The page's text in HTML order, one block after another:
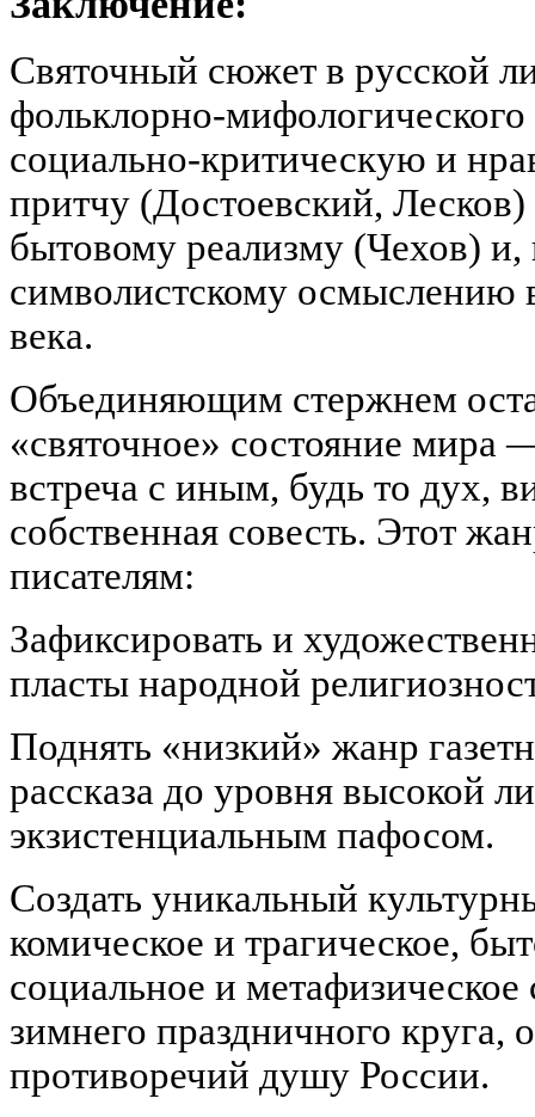
Святочный сюжет в русской
фольклорно-мифологического
социально-критическую и
притчу (Достоевский,
бытовому реализму (Чехов)
символистскому осмыслению
века.
Объединяющим стержнем
«святочное» состояние мира
встреча с иным, будь то дух,
собственная совесть. Этот
писателям:
Зафиксировать и
пласты народной
Поднять «низкий» жанр
рассказа до уровня высокой
экзистенциальным пафосом.
Создать уникальный
комическое и трагическое,
социальное и
зимнего праздничного
противоречий душу России.